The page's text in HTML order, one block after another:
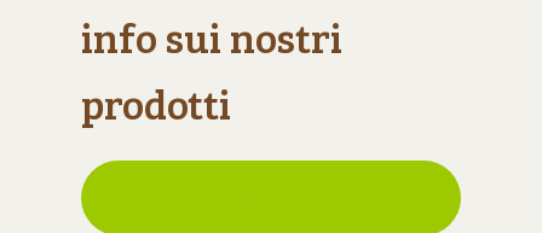
info sui nostri
prodotti